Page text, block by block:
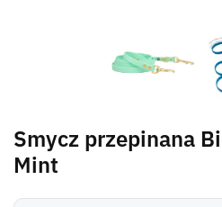
Smycz przepinana
Mint